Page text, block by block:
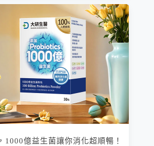
1000億益生菌讓你消化超順暢！